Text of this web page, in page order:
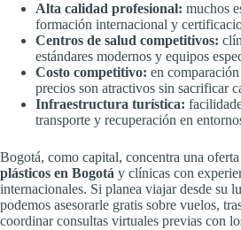
Alta calidad profesional: muchos
formación internacional y
Centros de salud competitivos:
estándares modernos y equipos
Costo competitivo: en
precios son atractivos sin sacrificar
Infraestructura turística:
transporte y recuperación en
Bogotá, como capital, concentra una
plásticos en Bogotá y clínicas con
internacionales. Si planea viajar desde su
podemos asesorarle gratis sobre vuelos,
coordinar consultas virtuales previas con